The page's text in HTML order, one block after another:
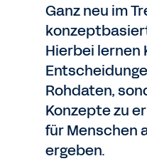
Ganz neu im
Hierbei lernen
Rohdaten,
Konzepte zu
für Menschen
ergeben.